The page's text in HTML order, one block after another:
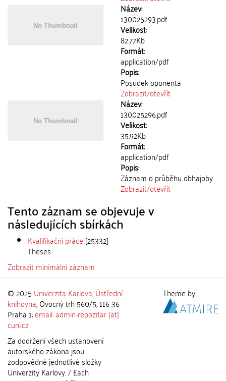
Název:
130025293.pdf
Velikost:
82.77Kb
Formát:
application/pdf
Popis:
Posudek oponenta
Zobrazit/otevřít
Název:
130025296.pdf
Velikost:
35.92Kb
Formát:
application/pdf
Popis:
Záznam o průběhu obhajoby
Zobrazit/otevřít
Tento záznam se objevuje v
následujících sbírkách
Kvalifikační práce [25332]
Theses
Zobrazit minimální záznam
© 2025 Univerzita Karlova,Ústřední
knihovna, Ovocný trh 560/5, 116 36
Praha 1;email: admin-repozitar [at]
cuni.cz
Za dodržení všech ustanovení
autorského zákona jsou
zodpovědné jednotlivé složky
Univerzity Karlovy. / Each
Theme by